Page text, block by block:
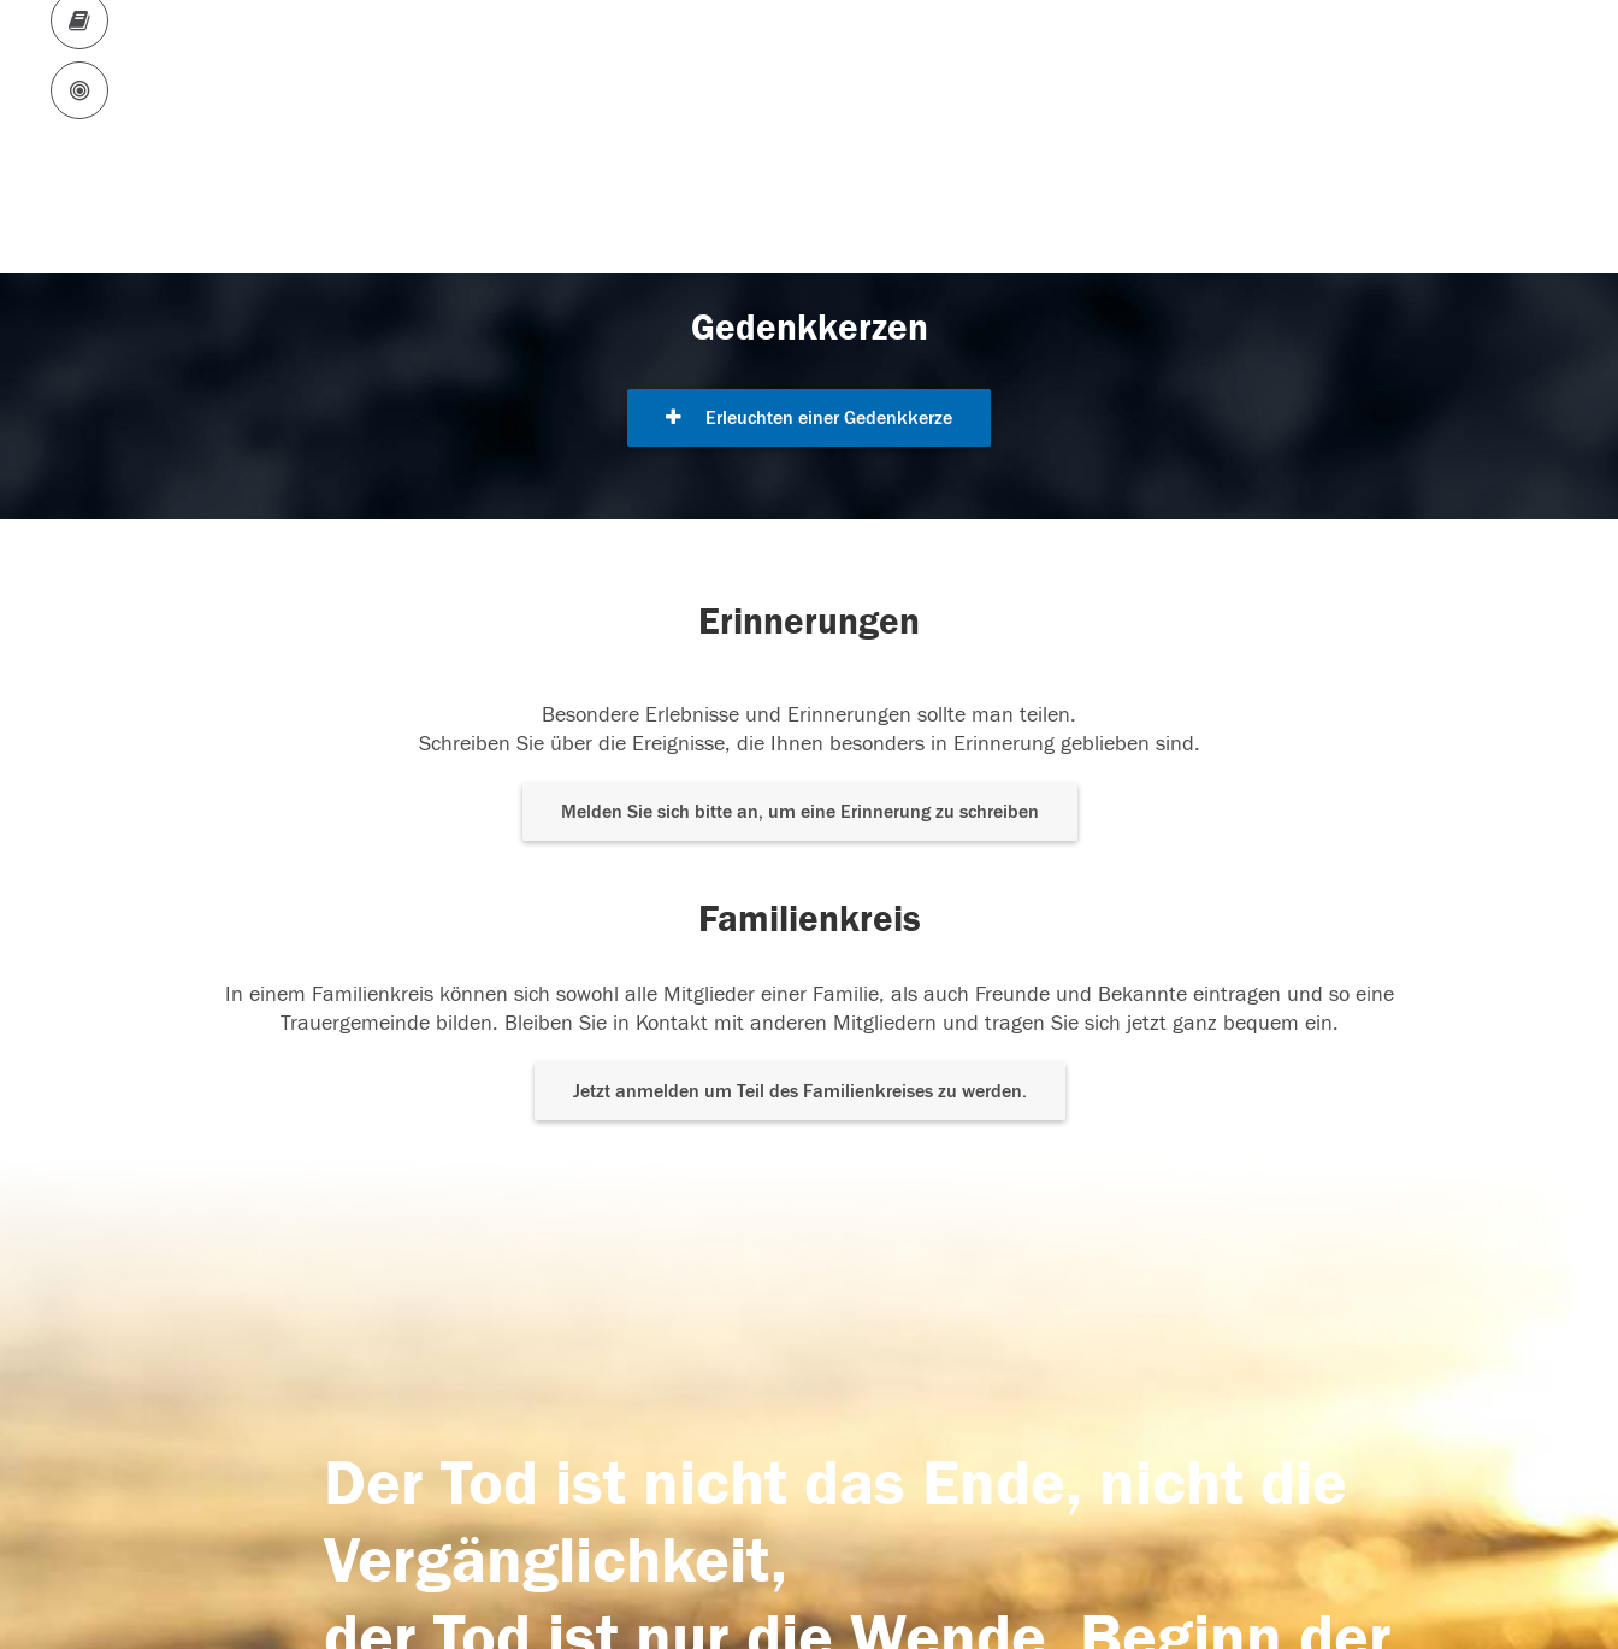
Gedenkkerzen
Erleuchten einer Gedenkkerze
Erinnerungen
Besondere Erlebnisse und Erinnerungen sollte man teilen.
Schreiben Sie über die Ereignisse, die Ihnen besonders in Erinnerung geblieben sind.
Melden Sie sich bitte an, um eine Erinnerung zu schreiben
Familienkreis
In einem Familienkreis können sich sowohl alle Mitglieder einer Familie, als auch Freunde und Bekannte eintragen und so eine
Trauergemeinde bilden. Bleiben Sie in Kontakt mit anderen Mitgliedern und tragen Sie sich jetzt ganz bequem ein.
Jetzt anmelden um Teil des Familienkreises zu werden.
Der Tod ist nicht das Ende, nicht die
Vergänglichkeit,